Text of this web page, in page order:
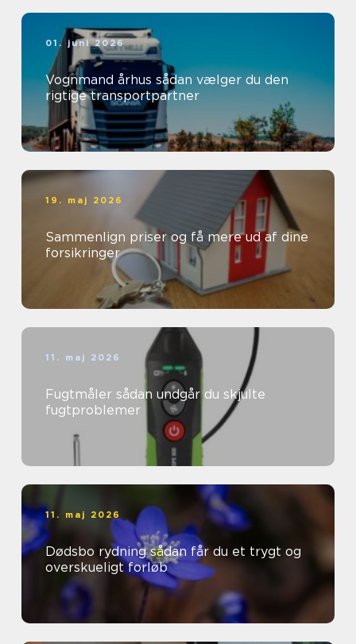
01. juni 2026
Vognmand århus sådan vælger du den
rigtige transportpartner
19. maj 2026
Sammenlign priser og få mere ud af dine
forsikringer
11. maj 2026
Fugtmåler sådan undgår du skjulte
fugtproblemer
11. maj 2026
Dødsbo rydning sådan får du et trygt og
overskueligt forløb